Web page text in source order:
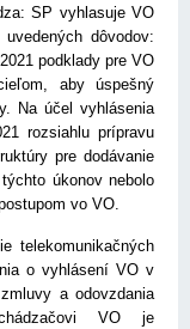
SP vyhlasuje VO
dôvodov:
podklady pre VO
aby úspešný
Na účel vyhlásenia
rozsiahlu prípravu
pre dodávanie
úkonov nebolo
vo VO.
telekomunikačných
o vyhlásení VO v
a odovzdania
VO je